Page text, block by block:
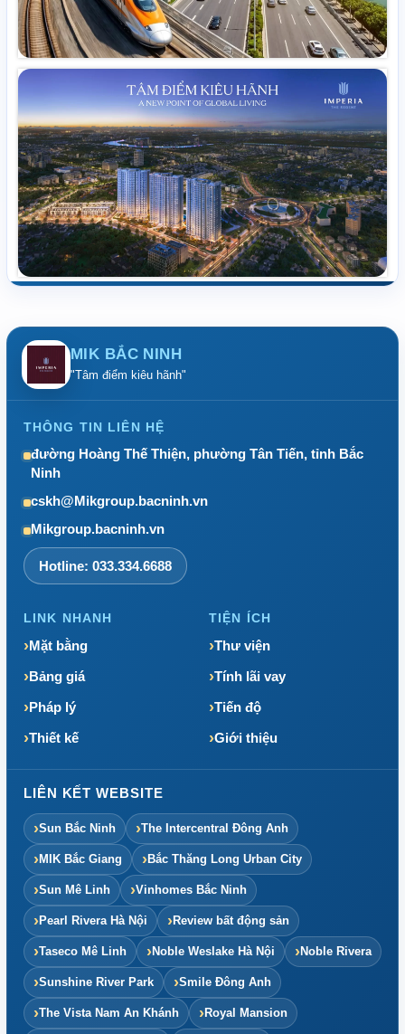
MIK BẮC NINH
"Tâm điểm kiêu hãnh"
THÔNG TIN LIÊN HỆ
đường Hoàng Thế Thiện, phường Tân Tiến, tỉnh Bắc
Ninh
cskh@Mikgroup.bacninh.vn
Mikgroup.bacninh.vn
Hotline: 033.334.6688
LINK NHANH
Mặt bằng
Bảng giá
Pháp lý
Thiết kế
TIỆN ÍCH
Thư viện
Tính lãi vay
Tiến độ
Giới thiệu
LIÊN KẾT WEBSITE
Sun Bắc Ninh The Intercentral Đông Anh
MIK Bắc Giang Bắc Thăng Long Urban City
Sun Mê Linh Vinhomes Bắc Ninh
Pearl Rivera Hà Nội Review bất động sản
Taseco Mê Linh Noble Weslake Hà Nội Noble Rivera
Sunshine River Park Smile Đông Anh
The Vista Nam An Khánh Royal Mansion